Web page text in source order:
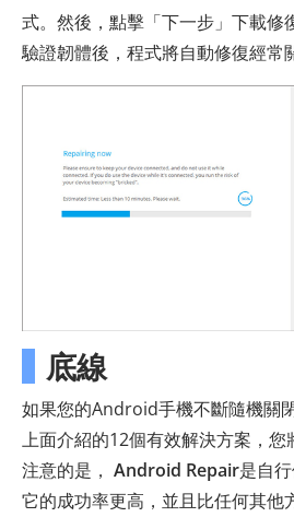
式。然後，點擊「下一步」下載修
驗證韌體後，程式將自動修復經常
底線
如果您的Android手機不斷隨機關
上面介紹的12個有效解決方案，
注意的是， Android Repair是自
它的成功率更高，並且比任何其他